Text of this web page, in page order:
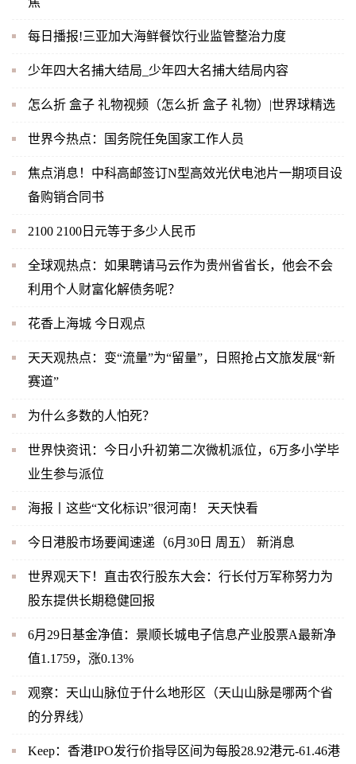
每日播报!三亚加大海鲜餐饮行业监管整治力度
少年四大名捕大结局_少年四大名捕大结局内容
怎么折 盒子 礼物视频（怎么折 盒子 礼物）|世界球精选
世界今热点：国务院任免国家工作人员
焦点消息！中科高邮签订N型高效光伏电池片一期项目设
备购销合同书
2100 2100日元等于多少人民币
全球观热点：如果聘请马云作为贵州省省长，他会不会
利用个人财富化解债务呢？
花香上海城 今日观点
天天观热点：变“流量”为“留量”，日照抢占文旅发展“新
赛道”
为什么多数的人怕死？
世界快资讯：今日小升初第二次微机派位，6万多小学毕
业生参与派位
海报丨这些“文化标识”很河南！ 天天快看
今日港股市场要闻速递（6月30日 周五） 新消息
世界观天下！直击农行股东大会：行长付万军称努力为
股东提供长期稳健回报
6月29日基金净值：景顺长城电子信息产业股票A最新净
值1.1759，涨0.13%
观察：天山山脉位于什么地形区（天山山脉是哪两个省
的分界线）
Keep：香港IPO发行价指导区间为每股28.92港元-61.46港